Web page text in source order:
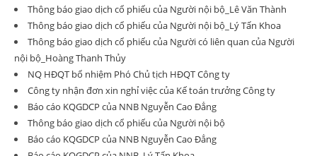
Thông báo giao dịch cổ phiếu của Người nội bộ_Lê Văn Thành
Thông báo giao dịch cổ phiếu của Người nội bộ_Lý Tấn Khoa
Thông báo giao dịch cổ phiếu của Người có liên quan của Người
nội bộ_Hoàng Thanh Thủy
NQ HĐQT bổ nhiệm Phó Chủ tịch HĐQT Công ty
Công ty nhận đơn xin nghỉ việc của Kế toán trưởng Công ty
Báo cáo KQGDCP của NNB Nguyễn Cao Đẳng
Thông báo giao dịch cổ phiếu của Người nội bộ
Báo cáo KQGDCP của NNB Nguyễn Cao Đẳng